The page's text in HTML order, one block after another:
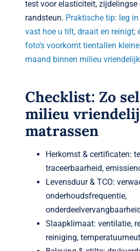
test voor elasticiteit, zijdelingse
randsteun. Praktische tip: leg
vast hoe u tilt, draait en reinigt;
foto’s voorkomt tientallen
maand binnen milieu
Checklist: Zo
milieu
matrassen
Herkomst & certificaten:
traceerbaarheid,
Levensduur & TCO:
onderhoudsfrequentie,
Slaapklimaat: ventilatie,
reiniging,